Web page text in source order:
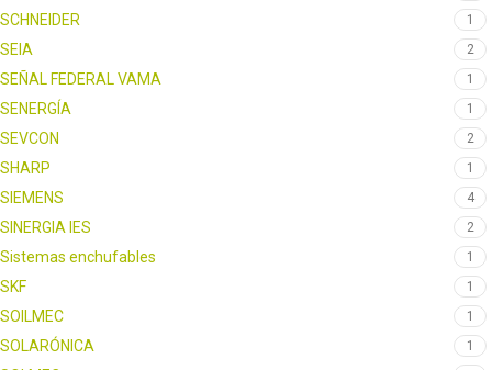
SCHNEIDER 1
SEIA 2
SEÑAL FEDERAL VAMA 1
SENERGÍA 1
SEVCON 2
SHARP 1
SIEMENS 4
SINERGIA IES 2
Sistemas enchufables 1
SKF 1
SOILMEC 1
SOLARÓNICA 1